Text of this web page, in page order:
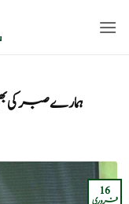
ہمارے صبر
16